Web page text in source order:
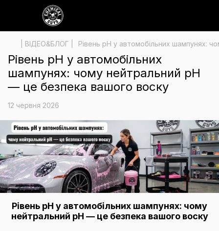
| ВІДЕО&БЛОГ | Рівень pH у автомобільних шампунях:
Рівень pH у автомобільних
шампунях: чому нейтральний pH
— це безпека вашого воску
12 червня 2026
Рівень pH у автомобільних шампунях: чому
нейтральний pH — це безпека вашого воску